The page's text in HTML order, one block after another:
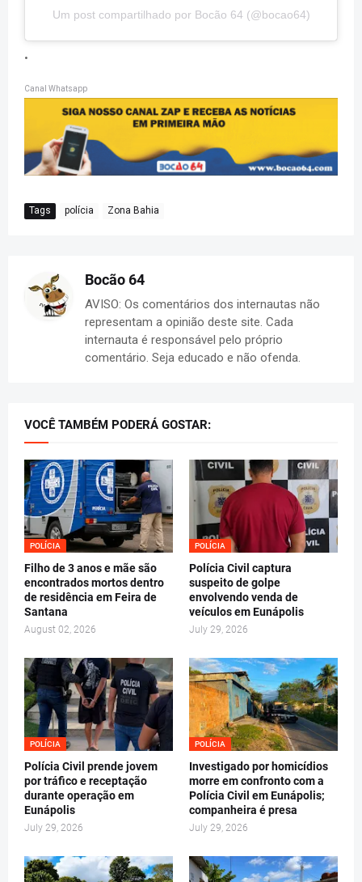
Um post compartilhado por Bocão 64 (@bocao64)
.
Canal Whatsapp
Tags polícia Zona Bahia
Bocão 64
AVISO: Os comentários dos internautas não
representam a opinião deste site. Cada
internauta é responsável pelo próprio
comentário. Seja educado e não ofenda.
VOCÊ TAMBÉM PODERÁ GOSTAR:
POLÍCIA
Filho de 3 anos e mãe são
encontrados mortos dentro
de residência em Feira de
Santana
August 02, 2026
POLÍCIA
Polícia Civil captura
suspeito de golpe
envolvendo venda de
veículos em Eunápolis
July 29, 2026
POLÍCIA
Polícia Civil prende jovem
por tráfico e receptação
durante operação em
Eunápolis
July 29, 2026
POLÍCIA
Investigado por homicídios
morre em confronto com a
Polícia Civil em Eunápolis;
companheira é presa
July 29, 2026